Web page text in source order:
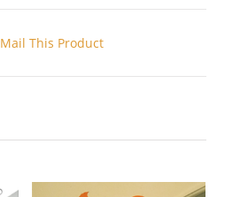
Mail This Product